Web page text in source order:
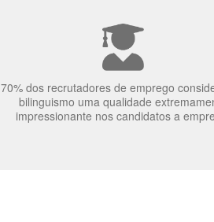
70% dos recrutadores de emprego
bilinguismo uma qualidade
impressionante nos candidatos a